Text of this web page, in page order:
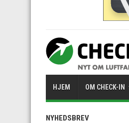
HJEM OM CHECK-IN
NYHEDSBREV